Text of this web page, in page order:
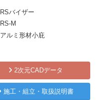
RSバイザー
RS-M
アルミ形材小庇
2次元CADデータ
施工・組立・取扱説明書